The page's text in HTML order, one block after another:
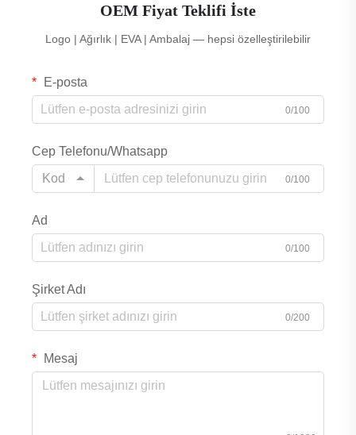
OEM Fiyat Teklifi İste
Logo | Ağırlık | EVA | Ambalaj — hepsi özelleştirilebilir
E-posta
0/100
Cep Telefonu/Whatsapp
Kod
0/100
Ad
0/100
Şirket Adı
0/200
Mesaj